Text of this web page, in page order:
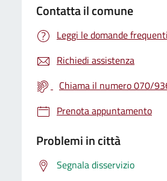
Contatta il comune
Leggi le domande frequenti
Richiedi assistenza
Chiama il numero 070/
Prenota appuntamento
Problemi in città
Segnala disservizio